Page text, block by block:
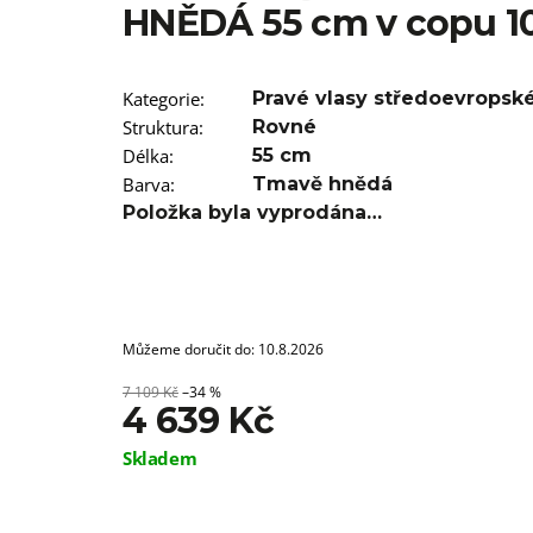
HNĚDÁ 55 cm v copu
Kategorie: Pravé vlasy
Struktura: Rovné
Délka: 55 cm
Barva:
Tmavě hnědá
Položka byla vyprodána…
Můžeme doručit do: 10.8.2026
7 109 Kč–34 %
4 639 Kč
Měrná
Skladem
99 Kč